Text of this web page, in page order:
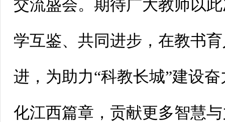
交流盛会。期待广大教师以
学互鉴、共同进步，在教书
进，为助力“科教长城”建设
化江西篇章，贡献更多智慧